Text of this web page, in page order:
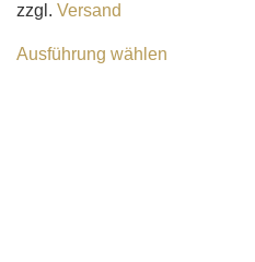
zzgl. Versand
Ausführung wählen